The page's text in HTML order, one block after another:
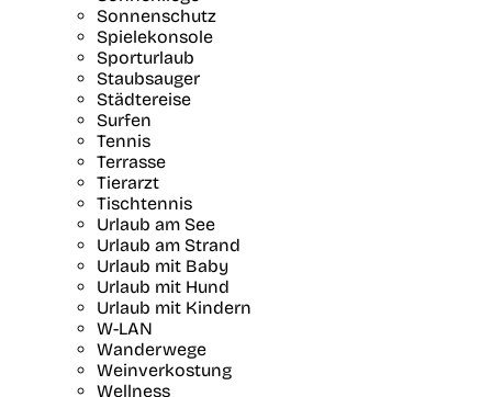
Sonnenschutz
Spielekonsole
Sporturlaub
Staubsauger
Städtereise
Surfen
Tennis
Terrasse
Tierarzt
Tischtennis
Urlaub am See
Urlaub am Strand
Urlaub mit Baby
Urlaub mit Hund
Urlaub mit Kindern
W-LAN
Wanderwege
Weinverkostung
Wellness